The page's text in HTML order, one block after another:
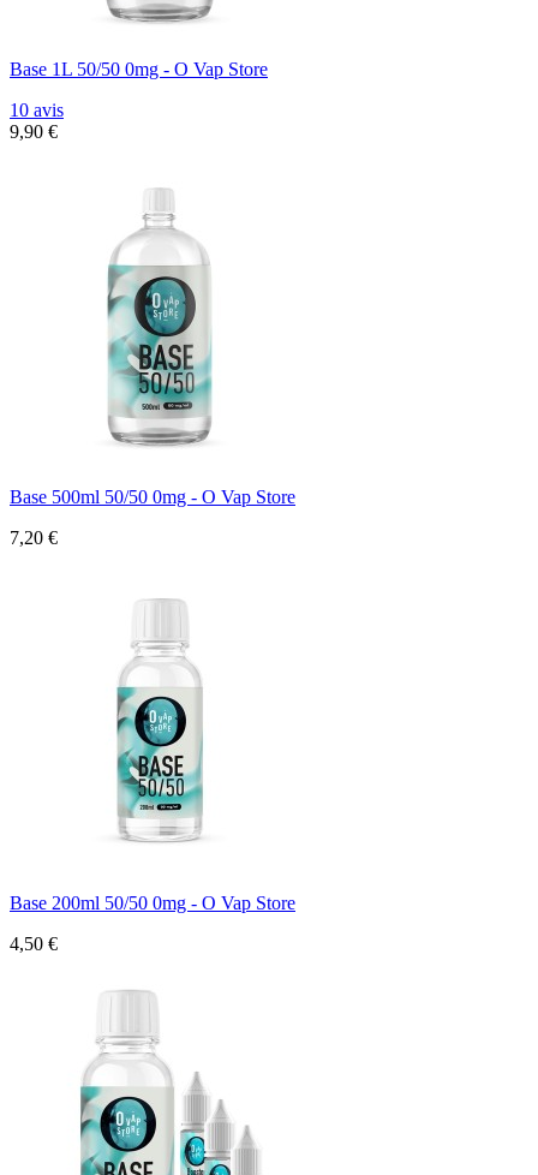
Base 1L 50/50 0mg - O Vap Store
10 avis
9,90 €
Base 500ml 50/50 0mg - O Vap Store
7,20 €
Base 200ml 50/50 0mg - O Vap Store
4,50 €